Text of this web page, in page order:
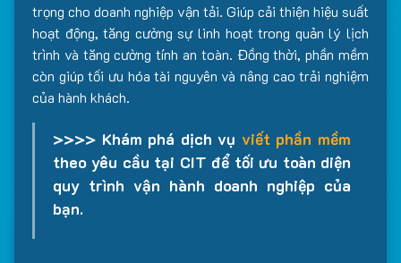
trọng cho doanh nghiệp vận tải. Giúp cải thiện hiệu suất
hoạt động, tăng cường sự linh hoạt trong quản lý lịch
trình và tăng cường tính an toàn. Đồng thời, phần mềm
còn giúp tối ưu hóa tài nguyên và nâng cao trải nghiệm
của hành khách.
>>>> Khám phá dịch vụ viết phần mềm
theo yêu cầu tại CIT để tối ưu toàn diện
quy trình vận hành doanh nghiệp của
bạn.